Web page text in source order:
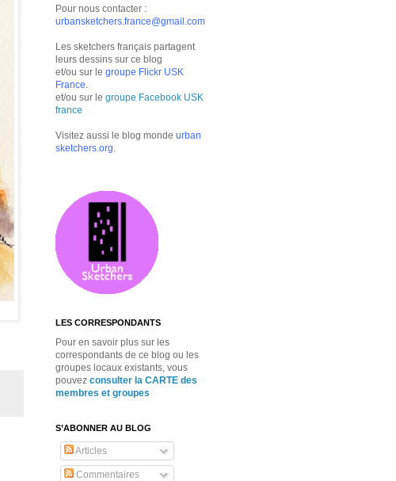
Pour nous contacter :
urbansketchers.france@gmail.com
Les sketchers français partagent
leurs dessins sur ce blog
et/ou sur le groupe Flickr USK
France
et/ou sur le groupe Facebook USK
france
Visitez aussi le blog monde urban
sketchers.org
LES CORRESPONDANTS
Pour en savoir plus sur les
correspondants de ce blog ou les
groupes locaux existants, vous
pouvez consulter la CARTE des
membres et groupes
S’ABONNER AU BLOG
Articles
Commentaires